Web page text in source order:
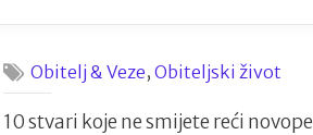
Obitelj & Veze,Obiteljski život
10 stvari koje ne smijete reći